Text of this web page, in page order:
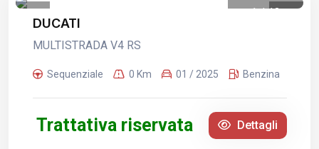
1 /13
DUCATI
MULTISTRADA V4 RS
Sequenziale 0 Km 01 / 2025 Benzina
Trattativa riservata Dettagli